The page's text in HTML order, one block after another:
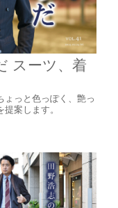
スーツ、着
ょっと色っぽく、艶っ
案します。